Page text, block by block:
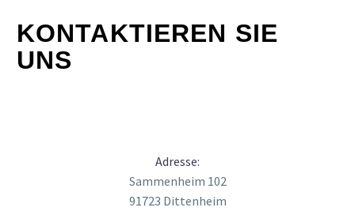
KONTAKTIEREN SIE
UNS
Adresse:
Sammenheim 102
91723 Dittenheim